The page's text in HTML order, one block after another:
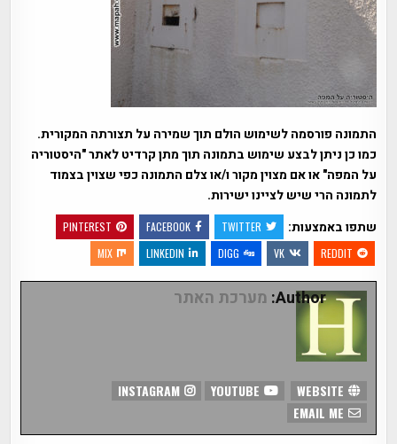
התמונה פורסמה לשימוש הולם תוך שמירה על תצורתה המקורית.
כמו כן ניתן לבצע שימוש בתמונה תוך מתן קרדיט לאתר "היסטוריה
על המפה" או אם מצוין מקור ו/או צלם התמונה כפי שצוין בצמוד
לתמונה הרי שיש לציינו ישירות.
שתפו באמצעות:
TWITTER
FACEBOOK
PINTEREST
REDDIT
VK
DIGG
LINKEDIN
MIX
Author: מערכת האתר
INSTAGRAM